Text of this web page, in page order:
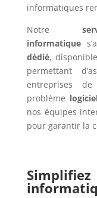
informatiques
Notre
informatique
dédié, disponible
permettant
entreprises de
problème
nos équipes
pour garantir la